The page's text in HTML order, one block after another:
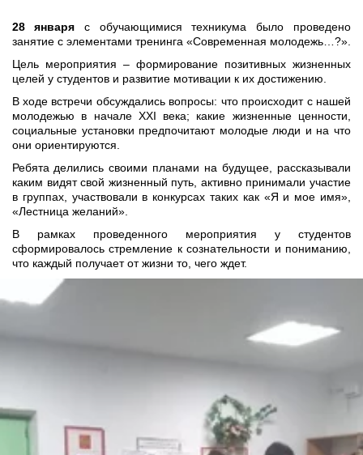
28 январяс обучающимися техникума было проведено
занятие с элементами тренинга «Современная молодежь…?».
Цель мероприятия – формирование позитивных жизненных
целей у студентов и развитие мотивации к их достижению.
В ходе встречи обсуждались вопросы: что происходит с нашей
молодежью в начале XXI века; какие жизненные ценности,
социальные установки предпочитают молодые люди и на что
они ориентируются.
Ребята делились своими планами на будущее, рассказывали
каким видят свой жизненный путь, активно принимали участие
в группах, участвовали в конкурсах таких как «Я и мое имя»,
«Лестница желаний».
В рамках проведенного мероприятия у студентов
сформировалось стремление к сознательности и пониманию,
что каждый получает от жизни то, чего ждет.